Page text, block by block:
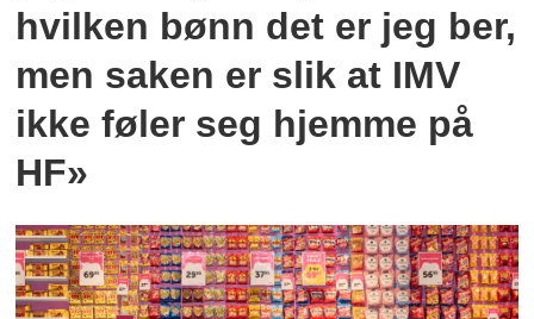
hvilken bønn det er jeg ber,
men saken er slik at IMV
ikke føler seg hjemme på
HF»